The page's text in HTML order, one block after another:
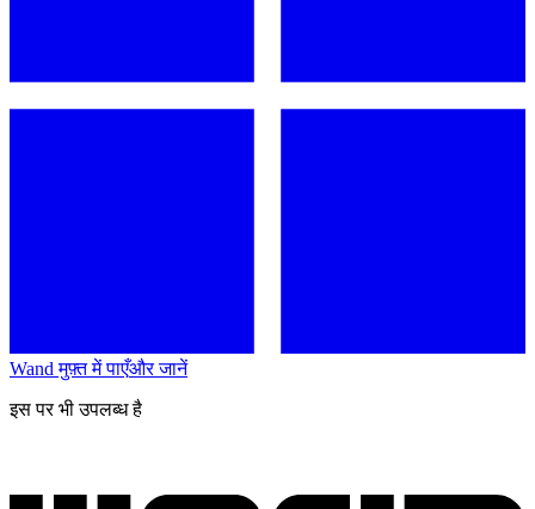
Wand मुफ़्त में पाएँऔर जानें
इस पर भी उपलब्ध है